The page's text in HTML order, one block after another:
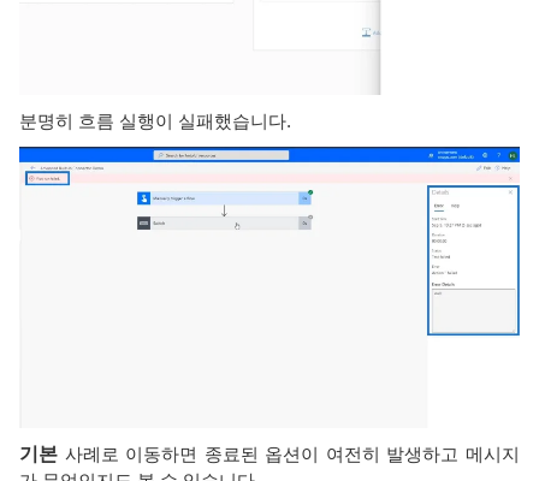
분명히 흐름 실행이 실패했습니다.
기본 사례로 이동하면 종료된 옵션이 여전히 발생하고 메시지